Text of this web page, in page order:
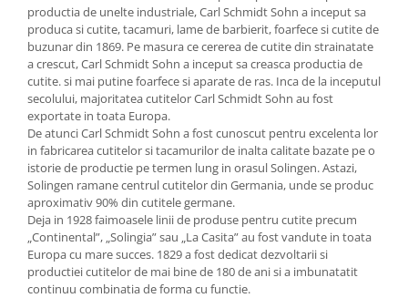
Suporturi farfurii
Suporturi pahare, cesti, cani
Untiere
Ustensile cofetarie si patiserie
Ramekin
Tavi si forme prajituri
Aparate prajituri
Facalete
Forme briose
Lumanari tort
Ornare, insiropare si decorare
prajituri
productia de unelte industriale, Carl Schmidt Sohn a inceput sa
produca si cutite, tacamuri, lame de barbierit, foarfece si cutite de
buzunar din 1869. Pe masura ce cererea de cutite din strainatate
a crescut, Carl Schmidt Sohn a inceput sa creasca productia de
cutite. si mai putine foarfece si aparate de ras. Inca de la inceputul
secolului, majoritatea cutitelor Carl Schmidt Sohn au fost
exportate in toata Europa.
De atunci Carl Schmidt Sohn a fost cunoscut pentru excelenta lor
in fabricarea cutitelor si tacamurilor de inalta calitate bazate pe o
istorie de productie pe termen lung in orasul Solingen. Astazi,
Solingen ramane centrul cutitelor din Germania, unde se produc
aproximativ 90% din cutitele germane.
Deja in 1928 faimoasele linii de produse pentru cutite precum
„Continental”, „Solingia” sau „La Casita” au fost vandute in toata
Europa cu mare succes. 1829 a fost dedicat dezvoltarii si
productiei cutitelor de mai bine de 180 de ani si a imbunatatit
continuu combinatia de forma cu functie.